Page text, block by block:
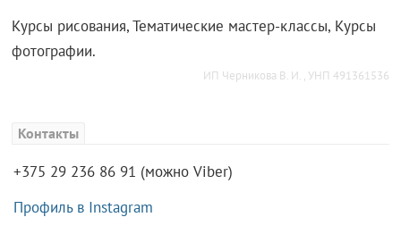
Курсы рисования, Тематические мастер-классы, Курсы
фотографии.
ИП Черникова В. И. , УНП 491361536
Контакты
+375 29 236 86 91 (можно Viber)
Профиль в Instagram